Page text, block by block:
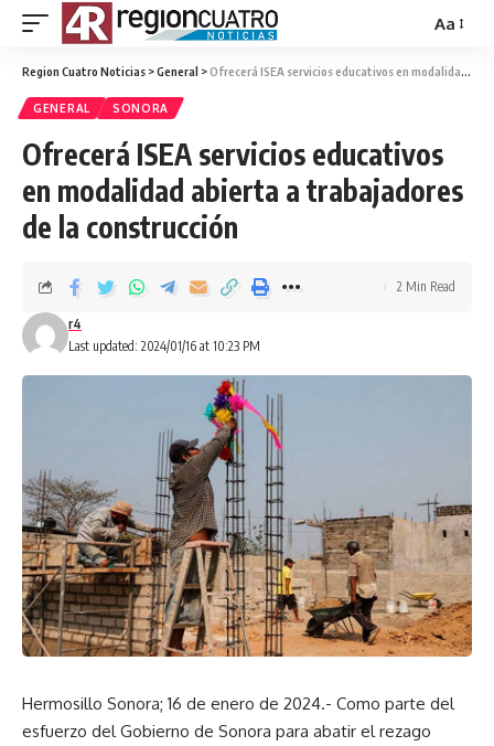
Aa
Region Cuatro Noticias >General >Ofrecerá ISEA servicios educativos en modalidad abierta a trabajadores de la construcción
GENERAL SONORA
Ofrecerá ISEA servicios educativos
en modalidad abierta a trabajadores
de la construcción
Last updated: 2024/01/16 at 10:23 PM
r4
2 Min Read
Hermosillo Sonora; 16 de enero de 2024.- Como parte del
esfuerzo del Gobierno de Sonora para abatir el rezago